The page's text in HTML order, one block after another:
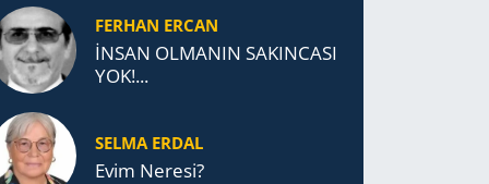
FERHAN ERCAN
İNSAN OLMANIN SAKINCASI
YOK!...
SELMA ERDAL
Evim Neresi?